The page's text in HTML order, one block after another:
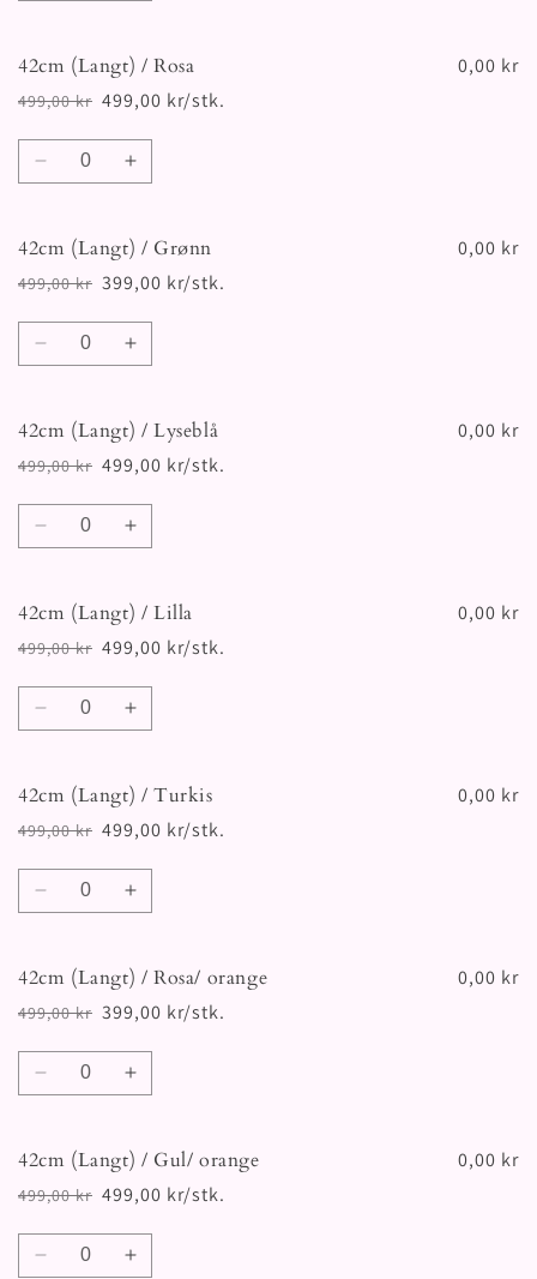
42cm
(Langt)
/
Beige
42cm
(Langt)
/
Beige
42cm (Langt) / Rosa
Vanlig
pris
499,00 kr
Salgspris 499,00 kr/stk.
0,00 kr
Antall
Senk
42cm
(Langt)
/
Rosa
Øk
42cm
(Langt)
/
Rosa
42cm (Langt) / Grønn
Vanlig
pris
499,00 kr
Salgspris 399,00 kr/stk.
0,00 kr
Antall
Senk
42cm
(Langt)
/
Grønn
Øk
42cm
(Langt)
/
Grønn
42cm (Langt) / Lyseblå
Vanlig
pris
499,00 kr
Salgspris 499,00 kr/stk.
0,00 kr
Antall
Senk
42cm
(Langt)
/
Lyseblå
Øk
42cm
(Langt)
/
Lyseblå
42cm (Langt) / Lilla
Vanlig
pris
499,00 kr
Salgspris 499,00 kr/stk.
0,00 kr
Antall
Senk
42cm
(Langt)
/
Lilla
Øk
42cm
(Langt)
/
Lilla
42cm (Langt) / Turkis
Vanlig
pris
499,00 kr
Salgspris 499,00 kr/stk.
0,00 kr
Antall
Senk
42cm
(Langt)
/
Turkis
Øk
42cm
(Langt)
/
Turkis
42cm (Langt) / Rosa/ orange
Vanlig
pris
499,00 kr
Salgspris 399,00 kr/stk.
0,00 kr
Antall
Senk
42cm
(Langt)
/
Rosa/
orange
Øk
42cm
(Langt)
/
Rosa/
orange
42cm (Langt) / Gul/ orange
Vanlig
pris
499,00 kr
Salgspris 499,00 kr/stk.
0,00 kr
Antall
Senk
Øk